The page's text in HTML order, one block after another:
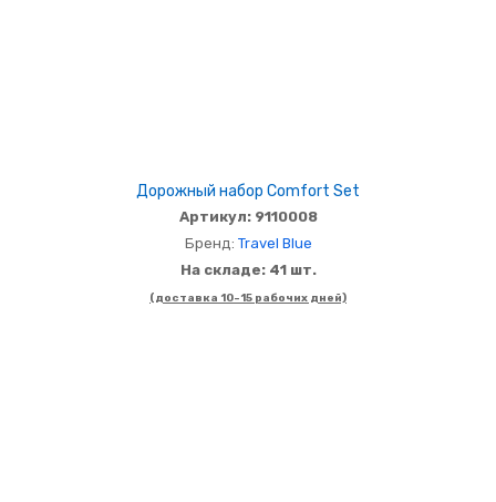
Дорожный набор Comfort Set
Артикул: 9110008
Бренд: Travel Blue
На складе: 41 шт.
(доставка 10-15 рабочих дней)